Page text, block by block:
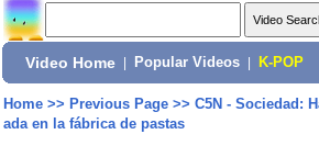
Video Home Popular Videos K-POP
Home>> Previous Page>> C5N - Sociedad:
ada en la fábrica de pastas